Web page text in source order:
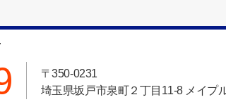
〒350-0231
埼玉県坂戸市泉町２丁目11-8 メイプ